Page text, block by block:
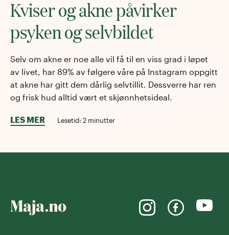
Kviser og akne påvirker
psyken og selvbildet
Selv om akne er noe alle vil få til en viss grad i løpet
av livet, har 89% av følgere våre på Instagram oppgitt
at akne har gitt dem dårlig selvtillit. Dessverre har ren
og frisk hud alltid vært et skjønnhetsideal.
LES MER Lesetid: 2 minutter